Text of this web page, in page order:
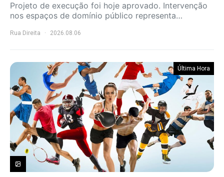
Projeto de execução foi hoje aprovado. Intervenção
nos espaços de domínio público representa…
Rua Direita 2026.08.06
Última Hora